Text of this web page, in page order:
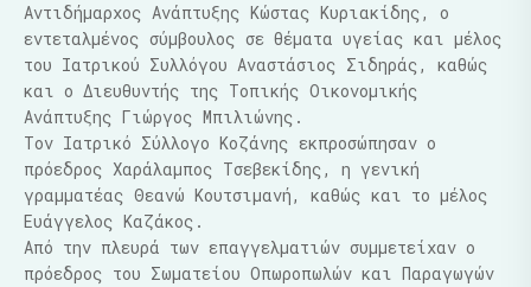
Αντιδήμαρχος Ανάπτυξης Κώστας Κυριακίδης, ο
εντεταλμένος σύμβουλος σε θέματα υγείας και μέλος
του Ιατρικού Συλλόγου Αναστάσιος Σιδηράς, καθώς
και ο Διευθυντής της Τοπικής Οικονομικής
Ανάπτυξης Γιώργος Μπιλιώνης.
Τον Ιατρικό Σύλλογο Κοζάνης εκπροσώπησαν ο
πρόεδρος Χαράλαμπος Τσεβεκίδης, η γενική
γραμματέας Θεανώ Κουτσιμανή, καθώς και το μέλος
Ευάγγελος Καζάκος.
Από την πλευρά των επαγγελματιών συμμετείχαν ο
πρόεδρος του Σωματείου Οπωροπωλών και Παραγωγών